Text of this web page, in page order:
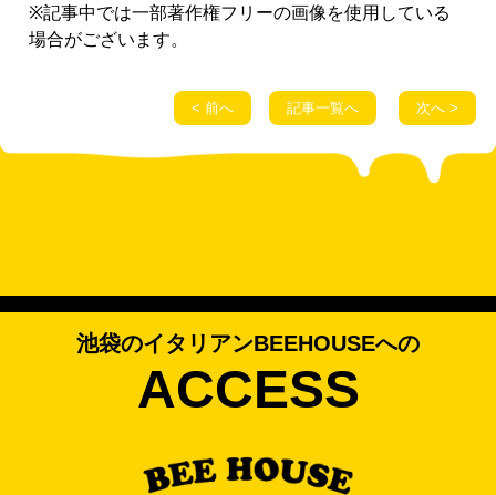
※記事中では一部著作権フリーの画像を使用している
場合がございます。
< 前へ 記事一覧へ 次へ >
池袋のイタリアンBEEHOUSEへの
ACCESS